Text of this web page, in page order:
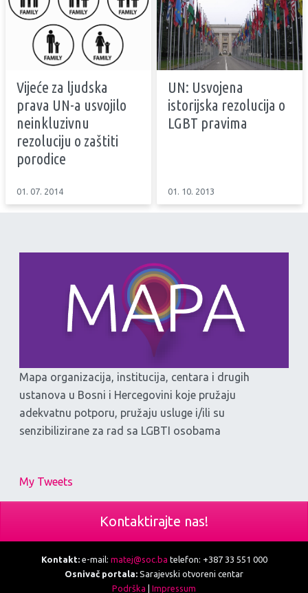
Vijeće za ljudska
prava UN-a usvojilo
neinkluzivnu
rezoluciju o zaštiti
porodice
01. 07. 2014
UN: Usvojena
istorijska rezolucija o
LGBT pravima
01. 10. 2013
Mapa organizacija, institucija, centara i drugih
ustanova u Bosni i Hercegovini koje pružaju
adekvatnu potporu, pružaju usluge i/ili su
senzibilizirane za rad sa LGBTI osobama
My Tweets
Kontaktirajte nas!
Kontakt:e-mail: matej@soc.ba telefon: +387 33 551 000
Osnivač portala: Sarajevski otvoreni centar
Podrška
Impressum